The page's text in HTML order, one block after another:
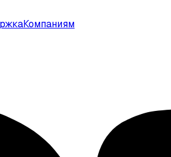
Компаниям